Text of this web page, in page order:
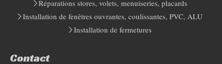
Réparations stores, volets, menuiseries, placards
Installation de fenêtres ouvrantes, coulissantes, PVC, ALU
Installation de fermetures
Contact